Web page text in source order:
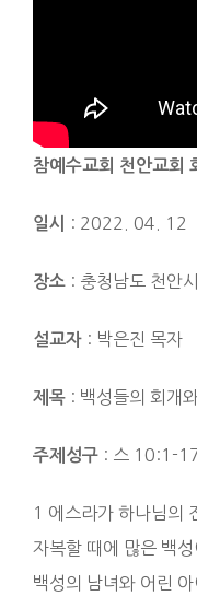
참예수교회 천안교회
일시 : 2022. 04. 12
장소 : 충청남도 천안
설교자 : 박은진 목자
제목 : 백성들의 회개
주제성구 : 스 10:1-
1 에스라가 하나님의
자복할 때에 많은 백
백성의 남녀와 어린